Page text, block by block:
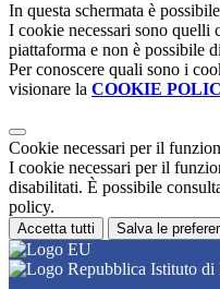
In questa schermata è
I cookie necessari sono quelli
piattaforma e non è possibile
Per conoscere quali sono i
visionare la COOKIE
Cookie necessari per il
I cookie necessari per il
disabilitati. È possibile
policy.
Accetta tutti Salva le
Istituto di